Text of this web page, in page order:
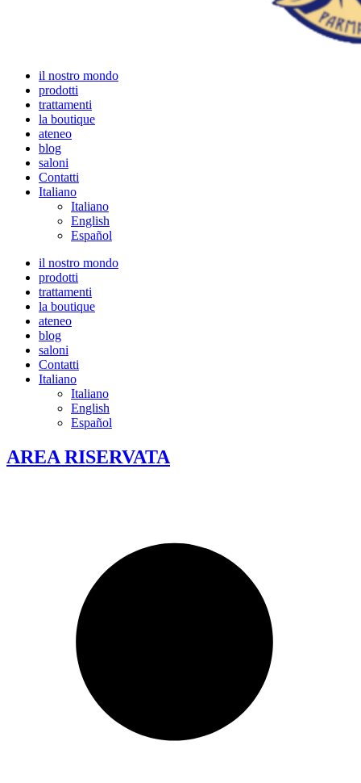
il nostro mondo
prodotti
trattamenti
la boutique
ateneo
blog
saloni
Contatti
Italiano
Italiano
English
Español
il nostro mondo
prodotti
trattamenti
la boutique
ateneo
blog
saloni
Contatti
Italiano
Italiano
English
Español
AREA RISERVATA